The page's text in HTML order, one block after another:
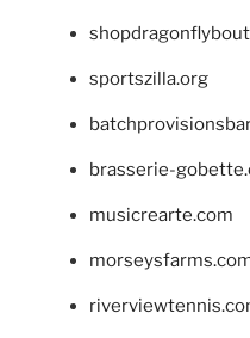
sportszilla.org
brasserie-
musicrearte.com